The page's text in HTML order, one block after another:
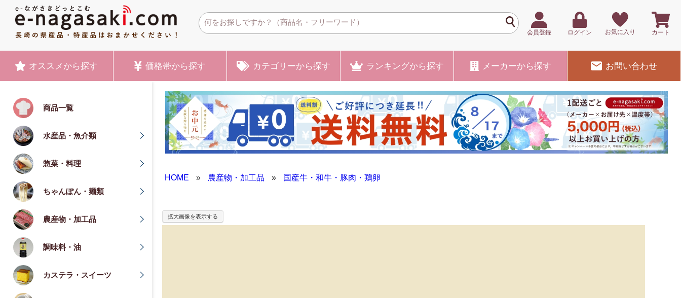
会員登録 ログイン お気に入り カート
オススメ から探す 価格帯から探す カテゴリーから探す ランキングから探す メーカーから探す お問い合わせ
商品一覧
水産品・魚介類
惣菜・料理
ちゃんぽん・麺類
農産物・加工品
調味料・油
カステラ・スイーツ
HOME » 農産物・加工品 » 国産牛・和牛・豚肉・鶏卵
拡大画像を表示する